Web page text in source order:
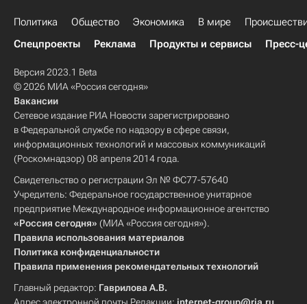
Политика Общество Экономика В мире
Спецпроекты
Реклама Продукты и сервисы Пресс-
Версия 2023.1 Beta
© 2026 МИА «Россия сегодня»
Вакансии
Сетевое издание РИА Новости зарегистрировано
в Федеральной службе по надзору в сфере связи,
информационных технологий и массовых коммуникаций
(Роскомнадзор) 08 апреля 2014 года.
Свидетельство о регистрации Эл № ФС77-57640
Учредитель: Федеральное государственное унитарное
предприятие Международное информационное агентство
«Россия сегодня» (МИА «Россия сегодня»).
Правила использования материалов
Политика конфиденциальности
Правила применения рекомендательных технологий
Главный редактор: Гаврилова А.В.